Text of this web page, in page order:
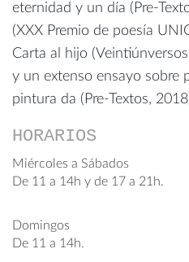
eternidad y un día (Pre-
(XXX Premio de poesía
Carta al hijo
y un extenso ensayo sobre
pintura da (Pre-Textos,
HORARIOS
Miércoles a Sábados
De 11 a 14h y de 17 a 21h.
Domingos
De 11 a 14h.